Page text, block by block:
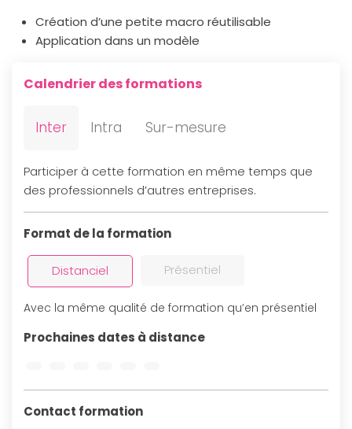
Création d’une petite macro réutilisable
Application dans un modèle
Calendrier des formations
Inter Intra Sur-mesure
Participer à cette formation en même temps que
des professionnels d’autres entreprises.
Format de la formation
Distanciel Présentiel
Avec la même qualité de formation qu’en présentiel
Prochaines dates à distance
Contact formation